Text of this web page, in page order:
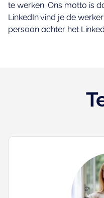
te werken. Ons motto is
LinkedIn vind je de
persoon achter het